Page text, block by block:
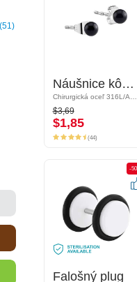
51
Náušnice kôstky
Chirurgická oceľ 316L/Akryl
$3,69
$1,85
Náušnice kôstky
Chirurgická oceľ 316L/Akryl
$3,69
$1,85
(44)
-50%
Falošný plug
-
Falošný plug